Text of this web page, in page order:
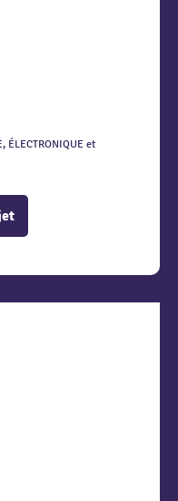
ÉLECTRONIQUE et